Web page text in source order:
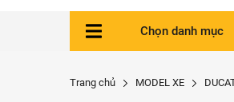
Chọn danh mục
Trang chủ MODEL XE